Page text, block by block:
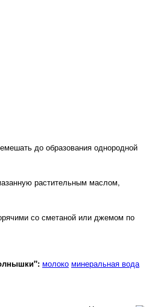
до образования однородной
растительным маслом,
со сметаной или джемом по
молоко минеральная вода